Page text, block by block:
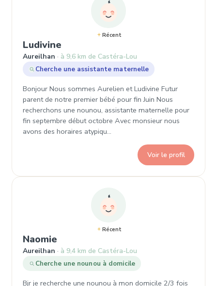
Récent
Ludivine
Aureilhan
à 9,6 km de Castéra-Lou
Cherche une assistante maternelle
Bonjour Nous sommes Aurelien et Ludivine Futur
parent de notre premier bébé pour fin Juin Nous
recherchons une nounou, assistante maternelle pour
fin septembre début octobre Avec monsieur nous
avons des horaires atypiqu…
Voir le profil
Récent
Naomie
Aureilhan
à 9,4 km de Castéra-Lou
Cherche une nounou à domicile
Bjr je recherche une nounou à mon domicile 2/3 fois